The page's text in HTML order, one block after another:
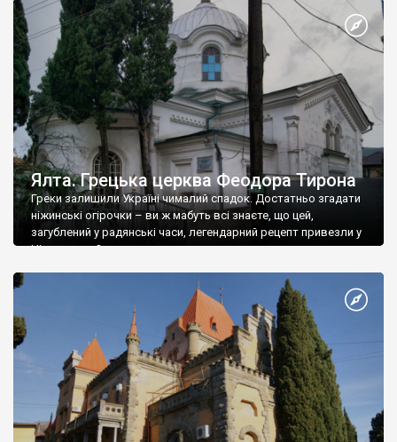
Ялта. Грецька церква Феодора Тирона
Греки залишили Україні чималий спадок. Достатньо згадати
ніжинські огірочки – ви ж мабуть всі знаєте, що цей,
загублений у радянські часи, легендарний рецепт привезли у
Ніжин греки?